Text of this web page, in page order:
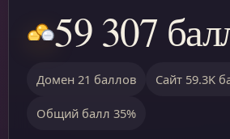
59 307
Домен 21 баллов Сайт 59.3K
Общий балл 35%